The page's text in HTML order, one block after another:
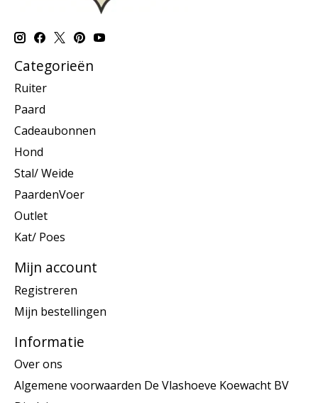
Categorieën
Ruiter
Paard
Cadeaubonnen
Hond
Stal/ Weide
PaardenVoer
Outlet
Kat/ Poes
Mijn account
Registreren
Mijn bestellingen
Informatie
Over ons
Algemene voorwaarden De Vlashoeve Koewacht BV